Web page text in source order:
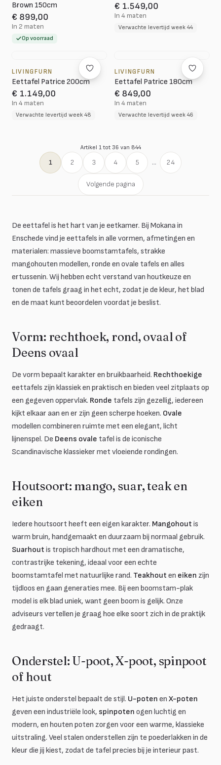
Brown 150cm
€ 899,00
In 2 maten
Op voorraad
€ 1.549,00
In 4 maten
Verwachte levertijd week 44
LIVINGFURN
Eettafel Patrice 200cm
€ 1.149,00
In 4 maten
Verwachte levertijd week 48
LIVINGFURN
Eettafel Patrice 180cm
€ 849,00
In 4 maten
Verwachte levertijd week 46
Artikel 1 tot 36 van 844
1 2 3 4 5 ... 24
Volgende pagina
De eettafel is het hart van je eetkamer. Bij Mokana in
Enschede vind je eettafels in alle vormen, afmetingen en
materialen: massieve boomstamtafels, strakke
mangohouten modellen, ronde en ovale tafels en alles
ertussenin. Wij hebben echt verstand van houtkeuze en
tonen de tafels graag in het echt, zodat je de kleur, het blad
en de maat kunt beoordelen voordat je beslist.
Vorm: rechthoek, rond, ovaal of
Deens ovaal
De vorm bepaalt karakter en bruikbaarheid. Rechthoekige
eettafels zijn klassiek en praktisch en bieden veel zitplaats op
een gegeven oppervlak. Ronde tafels zijn gezellig, iedereen
kijkt elkaar aan en er zijn geen scherpe hoeken. Ovale
modellen combineren ruimte met een elegant, licht
lijnenspel. De Deens ovale tafel is de iconische
Scandinavische klassieker met vloeiende rondingen.
Houtsoort: mango, suar, teak en
eiken
Iedere houtsoort heeft een eigen karakter. Mangohout is
warm bruin, handgemaakt en duurzaam bij normaal gebruik.
Suarhout is tropisch hardhout met een dramatische,
contrastrijke tekening, ideaal voor een echte
boomstamtafel met natuurlijke rand. Teakhout en eiken zijn
tijdloos en gaan generaties mee. Bij een boomstam-plak
model is elk blad uniek, want geen boom is gelijk. Onze
adviseurs vertellen je graag hoe elke soort zich in de praktijk
gedraagt.
Onderstel: U-poot, X-poot, spinpoot
of hout
Het juiste onderstel bepaalt de stijl. U-poten en X-poten
geven een industriële look, spinpoten ogen luchtig en
modern, en houten poten zorgen voor een warme, klassieke
uitstraling. Veel stalen onderstellen zijn te poederlakken in de
kleur die jij kiest, zodat de tafel precies bij je interieur past.